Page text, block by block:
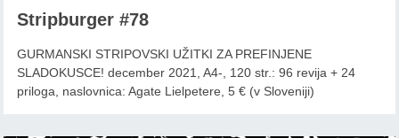
Stripburger #78
GURMANSKI STRIPOVSKI UŽITKI ZA PREFINJENE
SLADOKUSCE! december 2021, A4-, 120 str.: 96 revija + 24
priloga, naslovnica: Agate Lielpetere, 5 € (v Sloveniji)